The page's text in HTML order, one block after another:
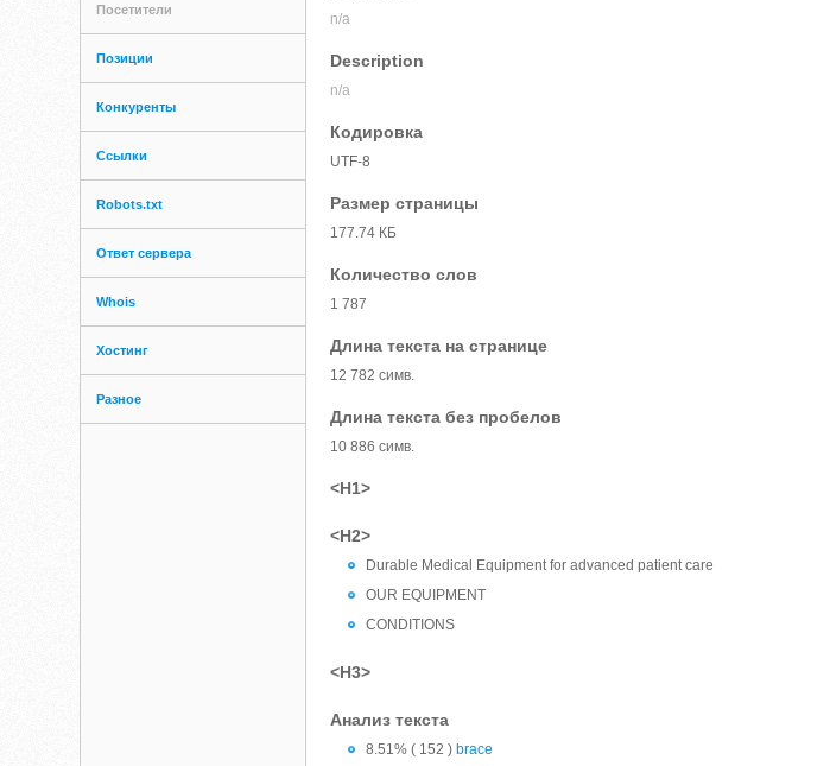
Посетители
Позиции
Конкуренты
Ссылки
Robots.txt
Ответ сервера
Whois
Хостинг
Разное
n/a
Description
n/a
Кодировка
UTF-8
Размер страницы
177.74 КБ
Количество слов
1 787
Длина текста на странице
12 782 симв.
Длина текста без пробелов
10 886 симв.
<H1>
<H2>
Durable Medical Equipment for advanced patient care
OUR EQUIPMENT
CONDITIONS
<H3>
Анализ текста
8.51% ( 152 ) brace